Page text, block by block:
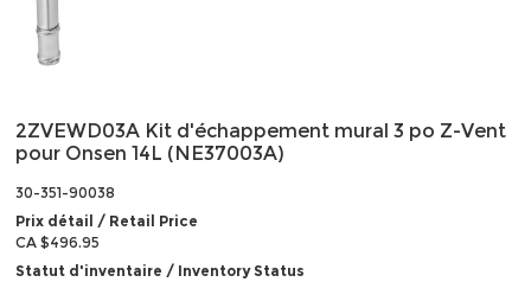
2ZVEWD03A Kit d'échappement mural 3 po Z-Vent
pour Onsen 14L (NE37003A)
30-351-90038
Prix détail / Retail Price
CA $496.95
Statut d'inventaire / Inventory Status